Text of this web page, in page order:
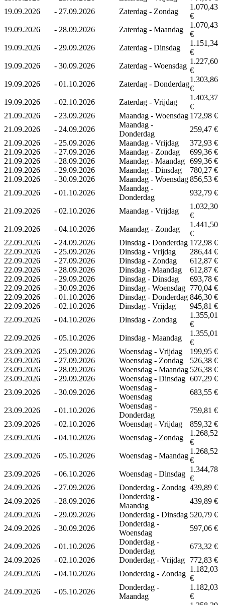
19.09.2026
- 27.09.2026 Zaterdag - Zondag
1.070,43
€
19.09.2026
- 28.09.2026 Zaterdag - Maandag
1.070,43
€
19.09.2026
- 29.09.2026 Zaterdag - Dinsdag
1.151,34
€
19.09.2026
- 30.09.2026 Zaterdag - Woensdag
1.227,60
€
19.09.2026
- 01.10.2026 Zaterdag - Donderdag
1.303,86
€
19.09.2026
- 02.10.2026 Zaterdag - Vrijdag
1.403,37
€
21.09.2026
- 23.09.2026 Maandag - Woensdag 172,98 €
21.09.2026
- 24.09.2026
Maandag -
Donderdag
259,47 €
21.09.2026
- 25.09.2026 Maandag - Vrijdag
372,93 €
21.09.2026
- 27.09.2026 Maandag - Zondag
699,36 €
21.09.2026
- 28.09.2026 Maandag - Maandag 699,36 €
21.09.2026
- 29.09.2026 Maandag - Dinsdag
780,27 €
21.09.2026
- 30.09.2026 Maandag - Woensdag856,53 €
21.09.2026
- 01.10.2026
Maandag -
Donderdag
932,79 €
21.09.2026 - 02.10.2026 Maandag - Vrijdag
1.032,30
€
21.09.2026
- 04.10.2026 Maandag - Zondag
1.441,50
€
22.09.2026
- 24.09.2026 Dinsdag - Donderdag 172,98 €
22.09.2026
- 25.09.2026 Dinsdag - Vrijdag
286,44 €
22.09.2026
- 27.09.2026 Dinsdag - Zondag
612,87 €
22.09.2026
- 28.09.2026 Dinsdag - Maandag
612,87 €
22.09.2026
- 29.09.2026 Dinsdag - Dinsdag
693,78 €
22.09.2026
- 30.09.2026 Dinsdag - Woensdag 770,04 €
22.09.2026
- 01.10.2026 Dinsdag - Donderdag 846,30 €
22.09.2026
- 02.10.2026 Dinsdag - Vrijdag
945,81 €
22.09.2026
- 04.10.2026 Dinsdag - Zondag
1.355,01
€
22.09.2026
- 05.10.2026 Dinsdag - Maandag
1.355,01
€
23.09.2026
- 25.09.2026 Woensdag - Vrijdag
199,95 €
23.09.2026
- 27.09.2026 Woensdag - Zondag
526,38 €
23.09.2026
- 28.09.2026 Woensdag - Maandag 526,38 €
23.09.2026
- 29.09.2026 Woensdag - Dinsdag 607,29 €
23.09.2026
- 30.09.2026
Woensdag -
Woensdag
683,55 €
23.09.2026 - 01.10.2026
Woensdag -
Donderdag
759,81 €
23.09.2026
- 02.10.2026 Woensdag - Vrijdag
859,32 €
23.09.2026
- 04.10.2026 Woensdag - Zondag
1.268,52
€
23.09.2026
- 05.10.2026 Woensdag - Maandag
1.268,52
€
23.09.2026
- 06.10.2026 Woensdag - Dinsdag
1.344,78
€
24.09.2026
- 27.09.2026 Donderdag - Zondag 439,89 €
24.09.2026
- 28.09.2026
Donderdag -
Maandag
439,89 €
24.09.2026
- 29.09.2026 Donderdag - Dinsdag 520,79 €
24.09.2026
- 30.09.2026
Donderdag -
Woensdag
597,06 €
24.09.2026 - 01.10.2026
Donderdag -
Donderdag
673,32 €
24.09.2026
- 02.10.2026 Donderdag - Vrijdag
772,83 €
24.09.2026
- 04.10.2026 Donderdag - Zondag
1.182,03
€
24.09.2026
- 05.10.2026
Donderdag -
Maandag
1.182,03
€